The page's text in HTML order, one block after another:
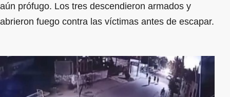
aún prófugo. Los tres descendieron armados y
abrieron fuego contra las víctimas antes de escapar.